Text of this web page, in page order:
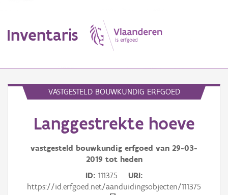
Inventaris
Erfgoedobject
Aanduidingsobject
Thema
VASTGESTELD BOUWKUNDIG ERFGOED
Langgestrekte hoeve
vastgesteld bouwkundig erfgoed van 29-03-
2019 tot heden
ID 111375
URI
https://id.erfgoed.net/aanduidingsobjecten/111375